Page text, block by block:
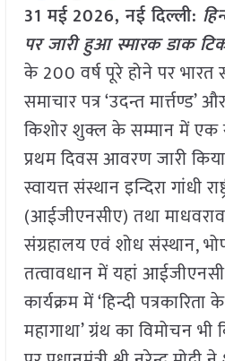
31 मई2026, नई दिल्ली:
पर जारी हुआ स्मारक डाक
के 200 वर्ष पूरे होने पर भारत
समाचार पत्र ‘उदन्त
किशोर शुक्ल के सम्मान में एक
प्रथम दिवस आवरण जारी
स्वायत्त संस्थान इन्दिरा गांधी
(आईजीएनसीए) तथा माधवराव
संग्रहालय एवं शोध संस्थान,
तत्वावधान में यहां
कार्यक्रम में ‘हिन्दी
महागाथा’ ग्रंथ का विमोचन